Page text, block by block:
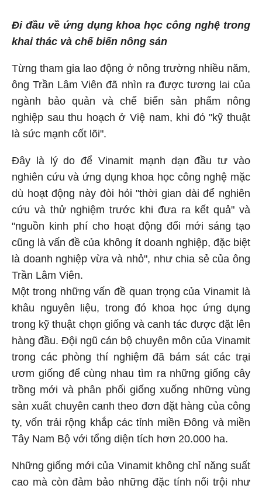
Đi đầu về ứng dụng khoa học công nghệ trong
khai thác và chế biến nông sản
Từng tham gia lao động ở nông trường nhiều năm,
ông Trần Lâm Viên đã nhìn ra được tương lai của
ngành bảo quản và chế biến sản phẩm nông
nghiệp sau thu hoạch ở Việ nam, khi đó "kỹ thuật
là sức mạnh cốt lõi".
Đây là lý do để Vinamit mạnh dạn đầu tư vào
nghiên cứu và ứng dụng khoa học công nghệ mặc
dù hoạt động này đòi hỏi "thời gian dài để nghiên
cứu và thử nghiệm trước khi đưa ra kết quả" và
"nguồn kinh phí cho hoạt động đổi mới sáng tạo
cũng là vấn đề của không ít doanh nghiệp, đặc biệt
là doanh nghiệp vừa và nhỏ", như chia sẻ của ông
Trần Lâm Viên.
Một trong những vấn đề quan trọng của Vinamit là
khâu nguyên liệu, trong đó khoa học ứng dụng
trong kỹ thuật chọn giống và canh tác được đặt lên
hàng đầu. Đội ngũ cán bộ chuyên môn của Vinamit
trong các phòng thí nghiệm đã bám sát các trại
ươm giống để cùng nhau tìm ra những giống cây
trồng mới và phân phối giống xuống những vùng
sản xuất chuyên canh theo đơn đặt hàng của công
ty, vốn trải rộng khắp các tỉnh miền Đông và miền
Tây Nam Bộ với tổng diện tích hơn 20.000 ha.
Những giống mới của Vinamit không chỉ năng suất
cao mà còn đảm bảo những đặc tính nổi trội như